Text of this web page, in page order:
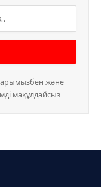
және
мақұлдайсыз.